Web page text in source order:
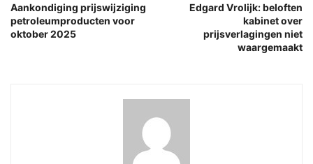
Aankondiging prijswijziging
petroleumproducten voor
oktober 2025
Edgard Vrolijk: beloften
kabinet over
prijsverlagingen niet
waargemaakt